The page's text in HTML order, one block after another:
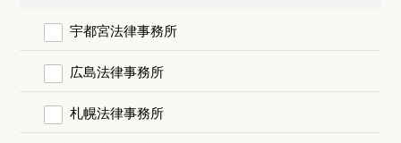
宇都宮法律事務所
広島法律事務所
札幌法律事務所